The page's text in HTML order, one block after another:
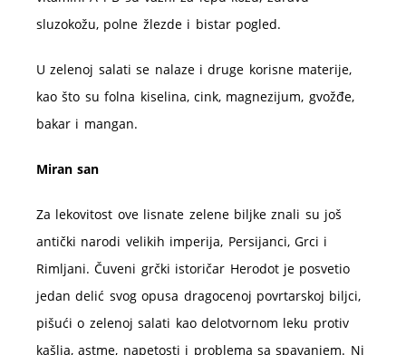
sluzokožu, polne žlezde i bistar pogled.
U zelenoj salati se nalaze i druge korisne materije,
kao što su folna kiselina, cink, magnezijum, gvožđe,
bakar i mangan.
Miran san
Za lekovitost ove lisnate zelene biljke znali su još
antički narodi velikih imperija, Persijanci, Grci i
Rimljani. Čuveni grčki istoričar Herodot je posvetio
jedan delić svog opusa dragocenoj povrtarskoj biljci,
pišući o zelenoj salati kao delotvornom leku protiv
kašlja, astme, napetosti i problema sa spavanjem. Ni